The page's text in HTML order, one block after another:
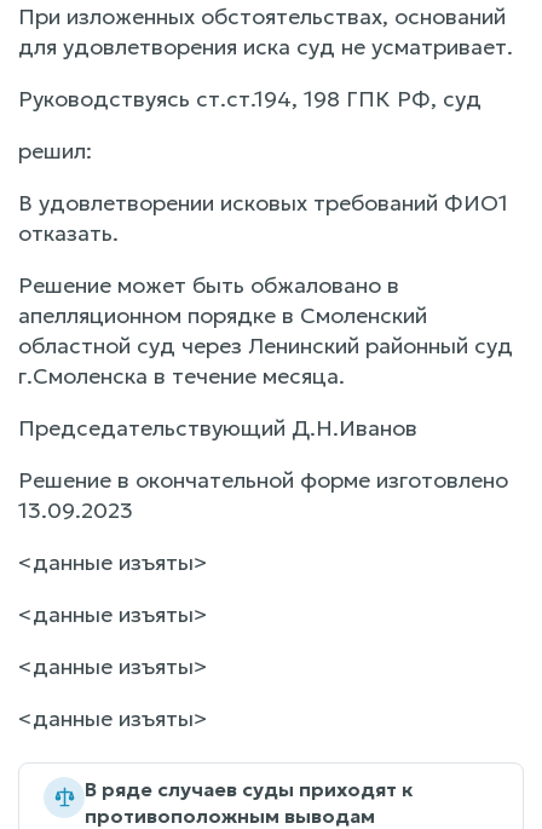
При изложенных обстоятельствах, оснований
для удовлетворения иска суд не усматривает.
Руководствуясь ст.ст.194, 198 ГПК РФ, суд
решил:
В удовлетворении исковых требований ФИО1
отказать.
Решение может быть обжаловано в
апелляционном порядке в Смоленский
областной суд через Ленинский районный суд
г.Смоленска в течение месяца.
Председательствующий Д.Н.Иванов
Решение в окончательной форме изготовлено
13.09.2023
<данные изъяты>
<данные изъяты>
<данные изъяты>
<данные изъяты>
В ряде случаев суды приходят к
противоположным выводам